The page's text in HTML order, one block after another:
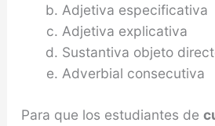
Adjetiva especificativa
Adjetiva explicativa
Sustantiva objeto
Adverbial consecutiva
Para que los estudiantes de